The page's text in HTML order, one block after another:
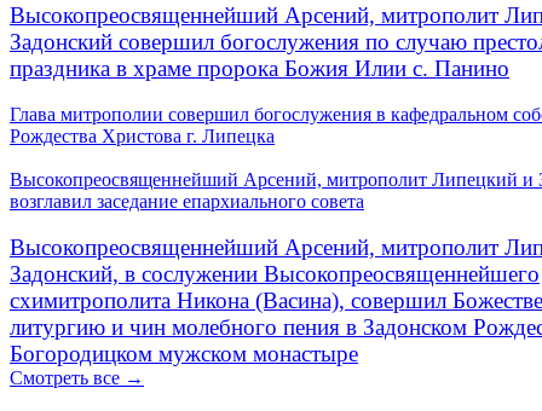
Высокопреосвященнейший Арсений, митрополит
Задонский совершил богослужения по случаю
праздника в храме пророка Божия Илии с. Панино
Глава митрополии совершил богослужения в кафедральном
Рождества Христова г. Липецка
Высокопреосвященнейший Арсений, митрополит Липецкий и
возглавил заседание епархиального совета
Высокопреосвященнейший Арсений, митрополит
Задонский, в сослужении Высокопреосвященнейшего
схимитрополита Никона (Васина), совершил
литургию и чин молебного пения в Задонском
Богородицком мужском монастыре
Смотреть все →